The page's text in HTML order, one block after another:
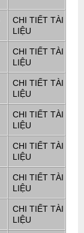
CHI TIẾT TÀI
LIỆU
CHI TIẾT TÀI
LIỆU
CHI TIẾT TÀI
LIỆU
CHI TIẾT TÀI
LIỆU
CHI TIẾT TÀI
LIỆU
CHI TIẾT TÀI
LIỆU
CHI TIẾT TÀI
LIỆU